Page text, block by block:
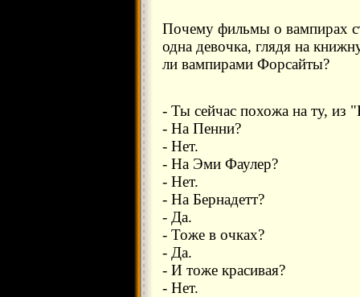
Почему фильмы о вампирах
одна девочка, глядя на
ли вампирами Форсайты?
- Ты сейчас похожа на ту, из
- На Пенни?
- Нет.
- На Эми Фаулер?
- Нет.
- На Бернадетт?
- Да.
- Тоже в очках?
- Да.
- И тоже красивая?
- Нет.